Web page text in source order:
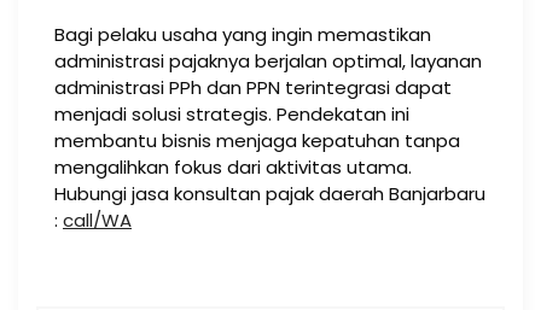
Bagi pelaku usaha yang ingin memastikan
administrasi pajaknya berjalan optimal, layanan
administrasi PPh dan PPN terintegrasi dapat
menjadi solusi strategis. Pendekatan ini
membantu bisnis menjaga kepatuhan tanpa
mengalihkan fokus dari aktivitas utama.
Hubungi jasa konsultan pajak daerah Banjarbaru
: call/WA